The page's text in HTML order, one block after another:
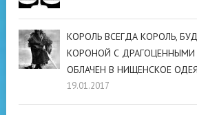
КОРОЛЬ ВСЕГДА КОРОЛЬ,
КОРОНОЙ С
ОБЛАЧЕН В НИЩЕНСКОЕ
19.01.2017